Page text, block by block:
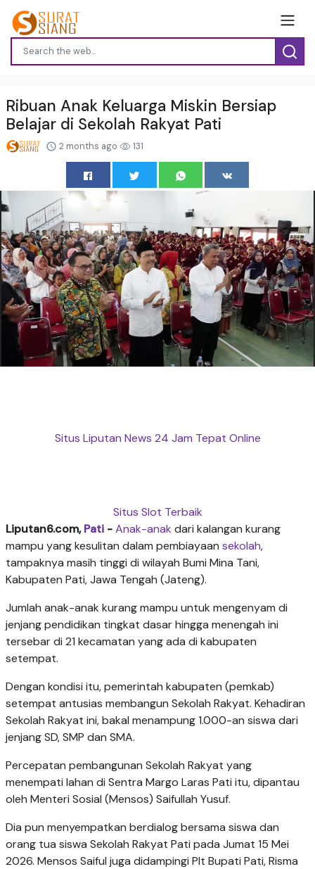
Ribuan Anak Keluarga Miskin Bersiap
Belajar di Sekolah Rakyat Pati
2 months ago 131
Situs Liputan News 24 Jam Tepat Online
Situs Slot Terbaik
Liputan6.com,Pati -Anak-anak dari kalangan kurang
mampu yang kesulitan dalam pembiayaan sekolah,
tampaknya masih tinggi di wilayah Bumi Mina Tani,
Kabupaten Pati, Jawa Tengah (Jateng).
Jumlah anak-anak kurang mampu untuk mengenyam di
jenjang pendidikan tingkat dasar hingga menengah ini
tersebar di 21 kecamatan yang ada di kabupaten
setempat.
Dengan kondisi itu, pemerintah kabupaten (pemkab)
setempat antusias membangun Sekolah Rakyat. Kehadiran
Sekolah Rakyat ini, bakal menampung 1.000-an siswa dari
jenjang SD, SMP dan SMA.
Percepatan pembangunan Sekolah Rakyat yang
menempati lahan di Sentra Margo Laras Pati itu, dipantau
oleh Menteri Sosial (Mensos) Saifullah Yusuf.
Dia pun menyempatkan berdialog bersama siswa dan
orang tua siswa Sekolah Rakyat Pati pada Jumat 15 Mei
2026. Mensos Saiful juga didampingi Plt Bupati Pati, Risma